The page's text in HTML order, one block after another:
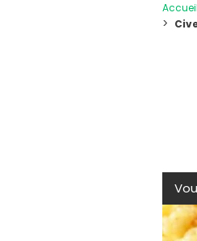
Accueil